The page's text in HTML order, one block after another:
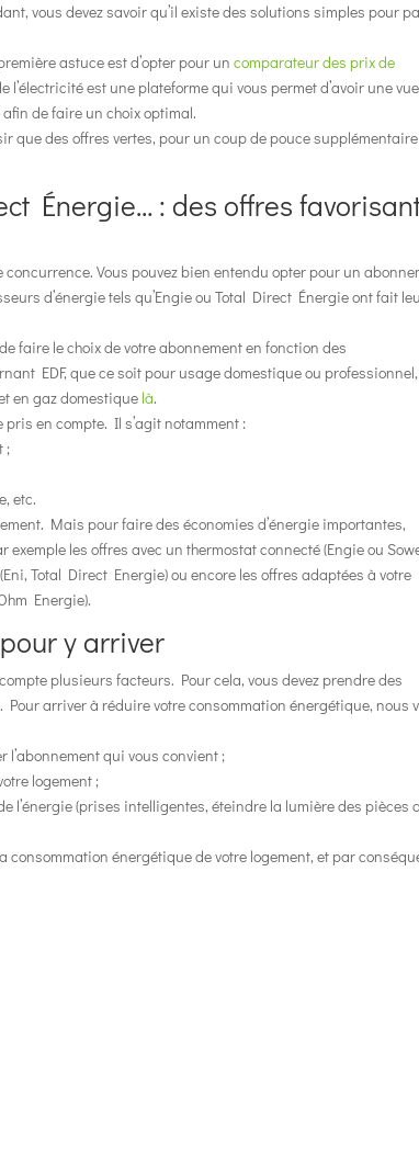
vous devez savoir qu’il existe des solutions simples pour
astuce est d’opter pour uncomparateur des prix de
l’électricité est une plateforme qui vous permet d’avoir une vue
de faire un choix optimal.
que des offres vertes, pour un coup de pouce
Énergie… : des offres
Vous pouvez bien entendu opter pour un
d’énergie tels qu’Engie ou Total Direct Énergie ont fait
faire le choix de votre abonnement en fonction des
EDF, que ce soit pour usage domestique ou professionnel,
en gaz domestique là.
en compte. Il s’agit notamment :
;
etc.
Mais pour faire des économies d’énergie importantes,
les offres avec un thermostat connecté (Engie ou
Total Direct Energie) ou encore les offres adaptées à votre
Energie).
y arriver
plusieurs facteurs. Pour cela, vous devez prendre des
arriver à réduire votre consommation énergétique, nous
qui vous convient ;
logement ;
(prises intelligentes, éteindre la lumière des pièces
énergétique de votre logement, et par